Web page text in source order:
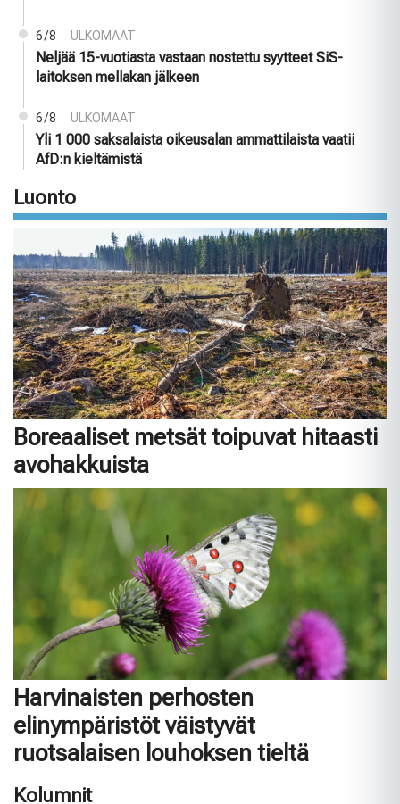
6/8 ULKOMAAT
Neljää 15-vuotiasta vastaan nostettu syytteet SiS-
laitoksen mellakan jälkeen
6/8 ULKOMAAT
Yli 1 000 saksalaista oikeusalan ammattilaista vaatii
AfD:n kieltämistä
Luonto
Boreaaliset metsät toipuvat hitaasti
avohakkuista
Harvinaisten perhosten
elinympäristöt väistyvät
ruotsalaisen louhoksen tieltä
Kolumnit